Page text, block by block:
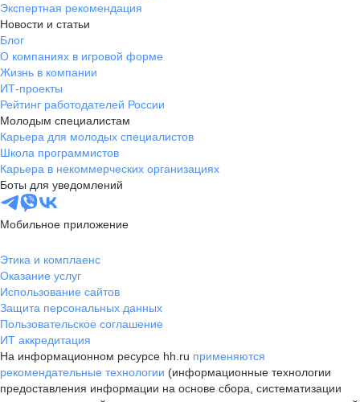
Экспертная рекомендация
Новости и статьи
Блог
О компаниях в игровой форме
Жизнь в компании
ИТ-проекты
Рейтинг работодателей России
Молодым специалистам
Карьера для молодых специалистов
Школа программистов
Карьера в некоммерческих организациях
Боты для уведомлений
Мобильное приложение
Этика и комплаенс
Оказание услуг
Использование сайтов
Защита персональных данных
Пользовательское соглашение
ИТ аккредитация
На информационном ресурсе hh.ru применяются
рекомендательные технологии (информационные технологии
предоставления информации на основе сбора, систематизации